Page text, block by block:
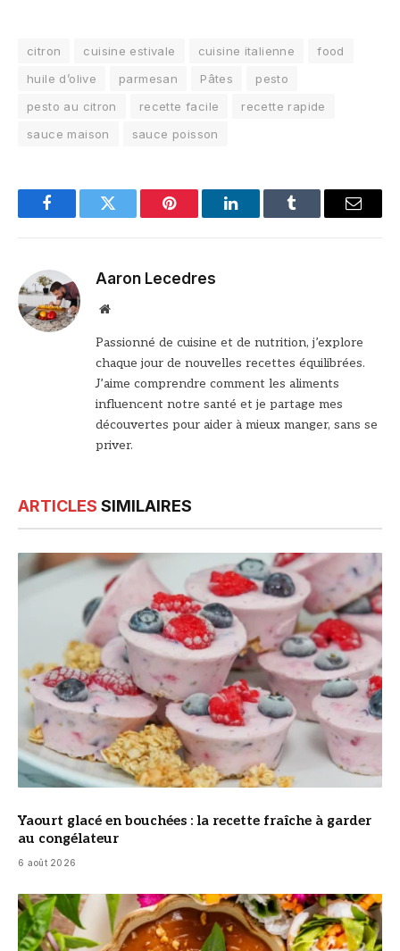
citron cuisine estivale cuisine italienne
food
huile d’olive
parmesan Pâtes
pesto
pesto au citron
recette facile
recette rapide
sauce maison
sauce poisson
FacebookTwitter Pinterest LinkedInTumblr Email
Aaron Lecedres
Site
Passionné de cuisine et de nutrition, j’explore
chaque jour de nouvelles recettes équilibrées.
J’aime comprendre comment les aliments
influencent notre santé et je partage mes
découvertes pour aider à mieux manger, sans se
priver.
ARTICLES SIMILAIRES
© DR
Yaourt glacé en bouchées : la recette fraîche à garder
au congélateur
6 août 2026
© DR